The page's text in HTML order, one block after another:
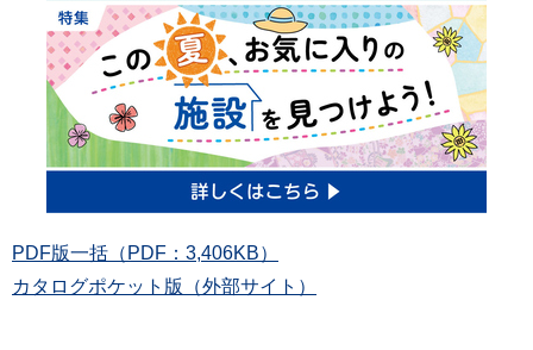
PDF版一括（PDF：3,406KB）
カタログポケット版（外部サイト）